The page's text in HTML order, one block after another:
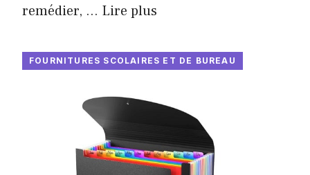
remédier, … Lire plus
FOURNITURES SCOLAIRES ET DE BUREAU